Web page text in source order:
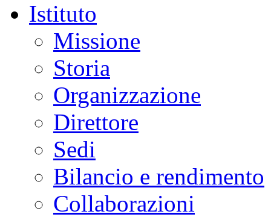
Istituto
Missione
Storia
Organizzazione
Direttore
Sedi
Bilancio e rendimento
Collaborazioni